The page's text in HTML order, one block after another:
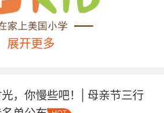
展开更多
，你慢些吧！| 母亲节三行